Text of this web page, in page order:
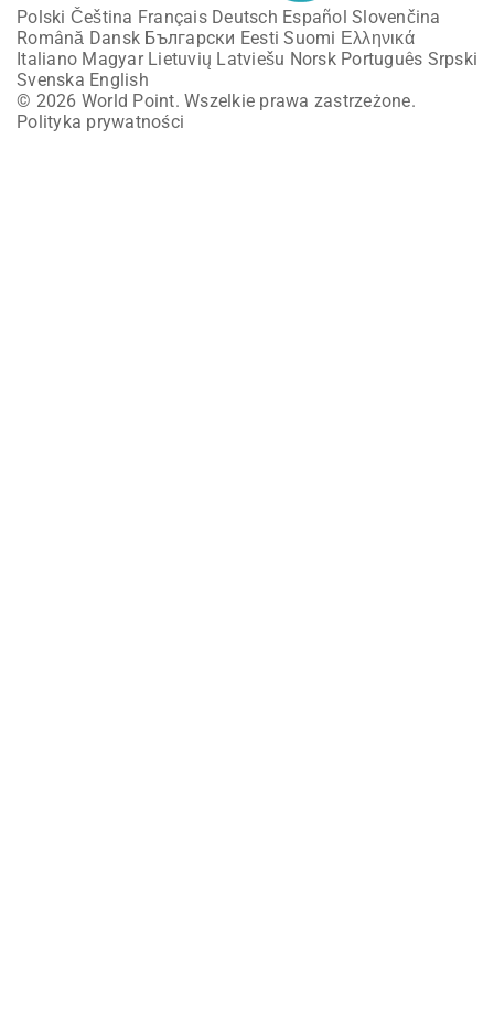
Polski Čeština Français Deutsch Español Slovenčina
Română Dansk Български Eesti Suomi Ελληνικά
Italiano Magyar Lietuvių Latviešu Norsk Português Srpski
Svenska English
© 2026 World Point. Wszelkie prawa zastrzeżone.
Polityka prywatności